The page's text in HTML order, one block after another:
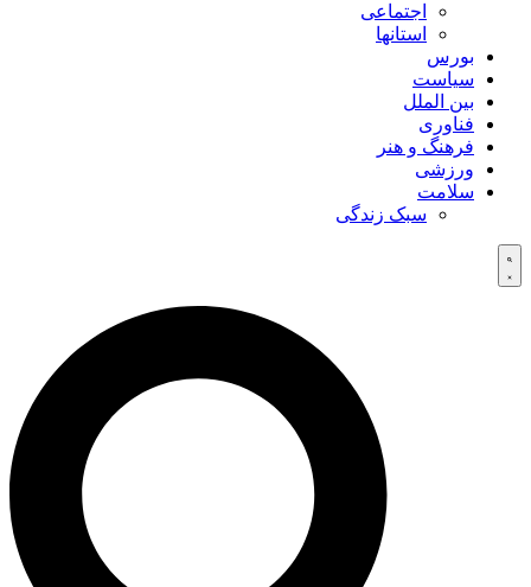
اجتماعی
استانها
بورس
سیاست
بین الملل
فناوری
فرهنگ و هنر
ورزشی
سلامت
سبک زندگی